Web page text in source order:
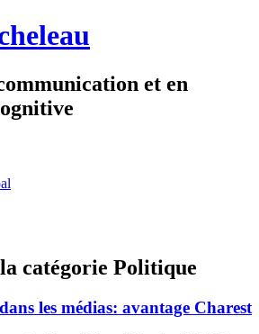
et en
catégorie Politique
les médias: avantage Charest